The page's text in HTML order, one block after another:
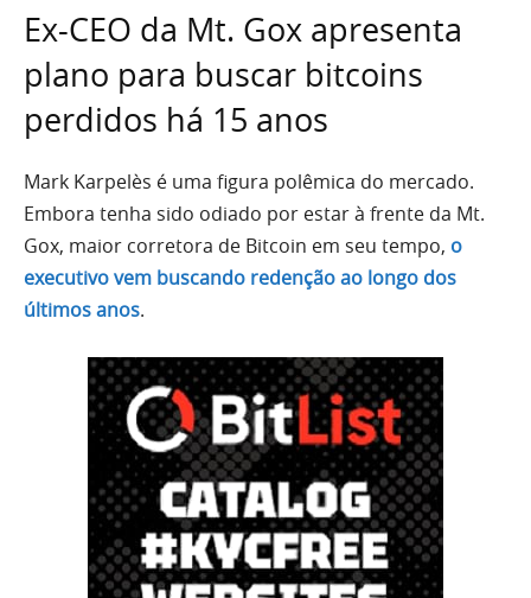
Ex-CEO da Mt. Gox apresenta
plano para buscar bitcoins
perdidos há 15 anos
Mark Karpelès é uma figura polêmica do mercado.
Embora tenha sido odiado por estar à frente da Mt.
Gox, maior corretora de Bitcoin em seu tempo, o
executivo vem buscando redenção ao longo dos
últimos anos.